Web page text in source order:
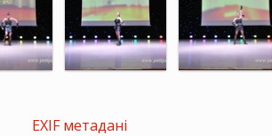
EXIF метадані